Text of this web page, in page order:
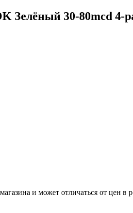
Зелёный 30-80mcd 4-
и может отличаться от цен в